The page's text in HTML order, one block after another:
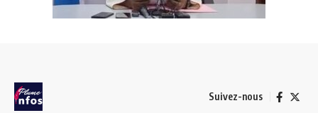
Suivez-nous